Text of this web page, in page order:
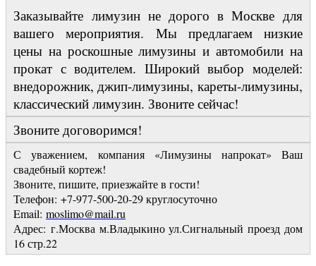
Заказывайте лимузин не дорого в Москве для
вашего мероприятия. Мы предлагаем низкие
цены на роскошные лимузины и автомобили на
прокат с водителем. Широкий выбор моделей:
внедорожник, джип-лимузины, кареты-лимузины,
классический лимузин. Звоните сейчас!
Звоните договоримся!
С уважением, компания «Лимузины напрокат» Ваш
свадебный кортеж!
Звоните, пишите, приезжайте в гости!
Телефон: +7-977-500-20-29 круглосуточно
Email: moslimo@mail.ru
Адрес: г.Москва м.Владыкино ул.Сигнальный проезд дом
16 стр.22